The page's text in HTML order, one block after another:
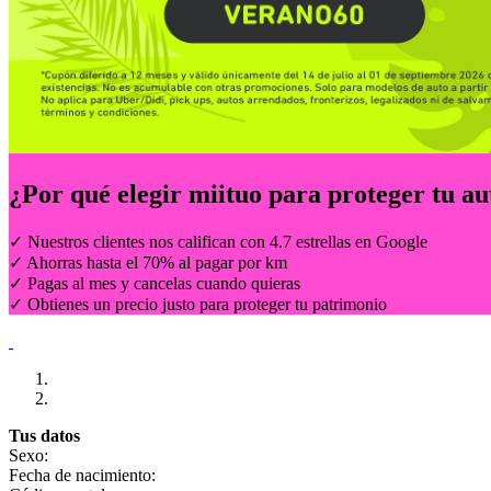
¿Por qué elegir miituo para proteger tu
✓ Nuestros clientes nos califican con 4.7 estrellas en Google
✓ Ahorras hasta el 70% al pagar por km
✓ Pagas al mes y cancelas cuando quieras
✓ Obtienes un precio justo para proteger tu patrimonio
Tus datos
Sexo:
Fecha de nacimiento: